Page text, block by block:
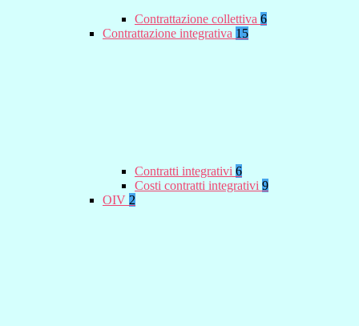
Contrattazione collettiva 6
Contrattazione integrativa 15
Contratti integrativi 6
Costi contratti integrativi 9
OIV 2